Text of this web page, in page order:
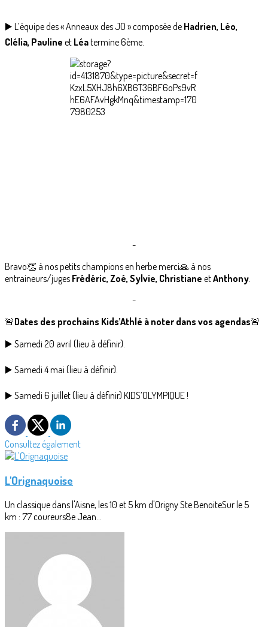
▶️ L’équipe des « Anneaux des JO » composée de Hadrien, Léo,
Clélia, Pauline et Léatermine 6ème.
-
Bravo👏 à nos petits champions en herbe merci🙏 à nos
entraineurs/juges Frédéric, Zoé, Sylvie, Christiane etAnthony.
-
🚨Dates des prochains Kids’Athlé à noter dans vos agendas🚨
▶️ Samedi 20 avril (lieu à définir).
▶️ Samedi 4 mai (lieu à définir).
▶️ Samedi 6 juillet (lieu à définir) KIDS’OLYMPIQUE !
Consultez également
L'Orignaquoise
Un classique dans l'Aisne, les 10 et 5 km d'Origny Ste BenoiteSur le 5
km : 77 coureurs8e Jean...